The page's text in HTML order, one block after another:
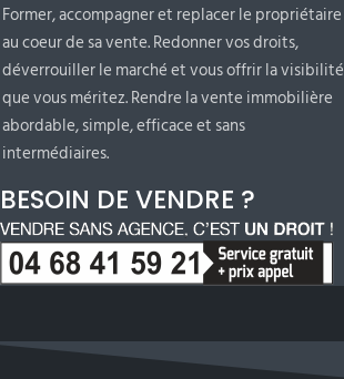
Former, accompagner et replacer le propriétaire
au coeur de sa vente. Redonner vos droits,
déverrouiller le marché et vous offrir la visibilité
que vous méritez. Rendre la vente immobilière
abordable, simple, efficace et sans
intermédiaires.
BESOIN DE VENDRE ?